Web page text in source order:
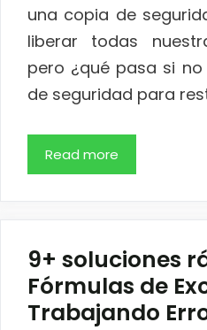
una copia de
liberar todas
pero ¿qué pasa si
de seguridad para
Read more
9+ soluciones
Fórmulas de
Trabajando